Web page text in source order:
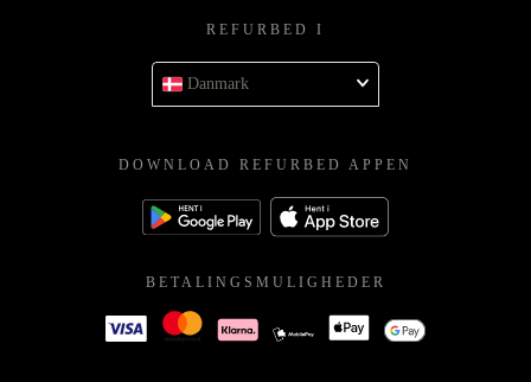
REFURBED I
Danmark
DOWNLOAD REFURBED APPEN
BETALINGSMULIGHEDER